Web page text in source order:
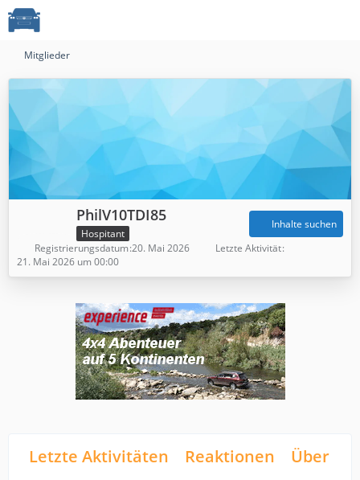
Mitglieder
PhilV10TDI85
Hospitant
Inhalte suchen
Registrierungsdatum 20. Mai 2026
Letzte Aktivität
21. Mai 2026 um 00:00
Letzte Aktivitäten Reaktionen Über